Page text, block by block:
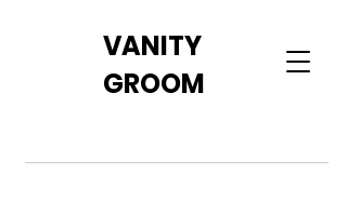
VANITY
GROOM